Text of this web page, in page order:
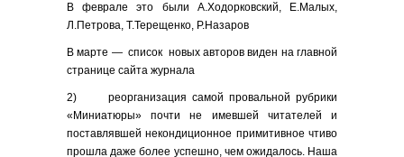
В феврале это были А.Ходорковский, Е.Малых,
Л.Петрова, Т.Терещенко, Р.Назаров
В марте — список новых авторов виден на главной
странице сайта журнала
2) реорганизация самой провальной рубрики
«Миниатюры» почти не имевшей читателей и
поставлявшей некондиционное примитивное чтиво
прошла даже более успешно, чем ожидалось. Наша